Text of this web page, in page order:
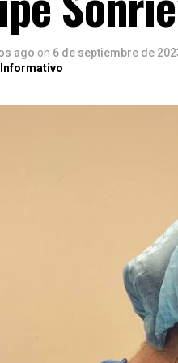
ago on 6 de septiembre de